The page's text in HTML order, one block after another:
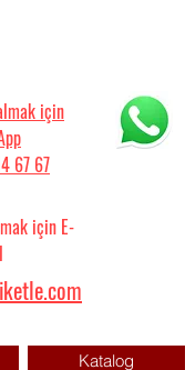
için
67 67
için E-
Katalog